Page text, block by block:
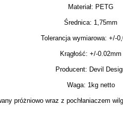
Materiał: PETG
Średnica: 1,75mm
Tolerancja wymiarowa: +/-
Krągłość: +/-0.02mm
Producent: Devil
Waga: 1kg netto
próżniowo wraz z pochłaniaczem